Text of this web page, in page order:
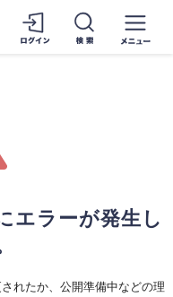
エラーが発生し
れたか、公開準備中などの理